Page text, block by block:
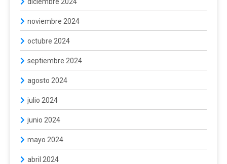
noviembre 2024
octubre 2024
septiembre 2024
agosto 2024
julio 2024
junio 2024
mayo 2024
abril 2024